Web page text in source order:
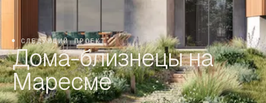
СЛЕДУЮЩИЙ ПРОЕКТ
Дома-близнецы на
Маресме